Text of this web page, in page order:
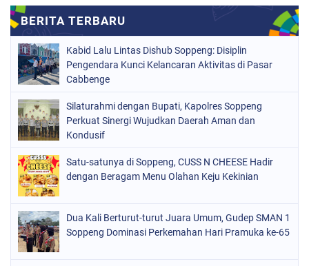
(112)
NASIONAL (965)
ORGANISASI
PERISTIWA
POLITIK
POLRI
SOPPENG (1977)
SULSEL
Kabid Lalu Lintas Dishub Soppeng: Disiplin
Pengendara Kunci Kelancaran Aktivitas di Pasar
Cabbenge
Silaturahmi dengan Bupati, Kapolres Soppeng
Perkuat Sinergi Wujudkan Daerah Aman dan
Kondusif
Satu-satunya di Soppeng, CUSS N CHEESE Hadir
dengan Beragam Menu Olahan Keju Kekinian
Dua Kali Berturut-turut Juara Umum, Gudep SMAN 1
Soppeng Dominasi Perkemahan Hari Pramuka ke-65